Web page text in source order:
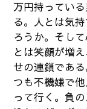
万円持ってい
る。人とは気
ろうか。そし
とは笑顔が増
せの連鎖であ
つも不機嫌で
って行く。負